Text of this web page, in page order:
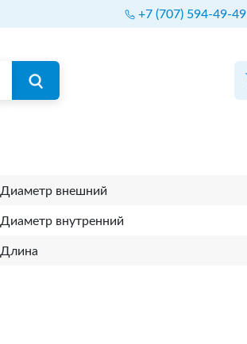
+7 (707) 594-49-49
Диаметр внешний
Диаметр внутренний
Длина